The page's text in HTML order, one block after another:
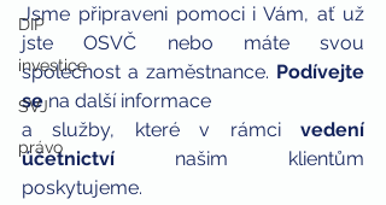
DIP
investice
SVJ
právo
Jsme připraveni pomoci i Vám, ať už
jste OSVČ nebo máte svou
společnost a zaměstnance. Podívejte
se na další informace
a služby, které v rámci vedení
účetnictví našim klientům
poskytujeme.